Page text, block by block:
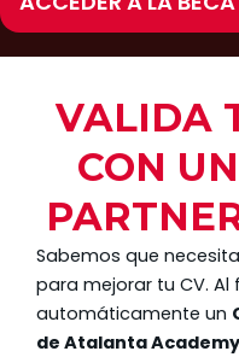
VALIDA
CON
Sabemos que
para mejorar tu CV. Al
automáticamente un
de Atalanta Academy